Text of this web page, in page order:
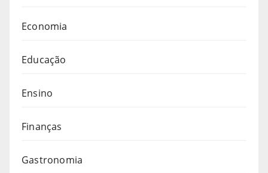
Economia
Educação
Ensino
Finanças
Gastronomia